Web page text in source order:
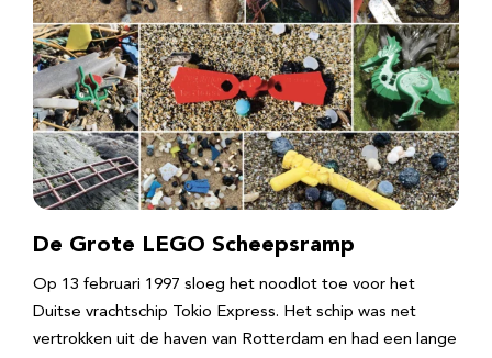
De Grote LEGO Scheepsramp
Op 13 februari 1997 sloeg het noodlot toe voor het
Duitse vrachtschip Tokio Express. Het schip was net
vertrokken uit de haven van Rotterdam en had een lange